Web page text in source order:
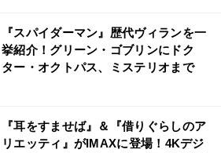
『スパイダーマン』歴代ヴィランを一
挙紹介！グリーン・ゴブリンにドク
ター・オクトパス、ミステリオまで
『耳をすませば』＆『借りぐらしのア
リエッティ』がIMAXに登場！4Kデジ